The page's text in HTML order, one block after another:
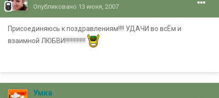
Опубликовано 13 июня, 2007
Присоединяюсь к поздравлениям!!!! УДАЧИ во всЁм и
взаимной ЛЮБВИ!!!!!!!!!!!!!!
Умка